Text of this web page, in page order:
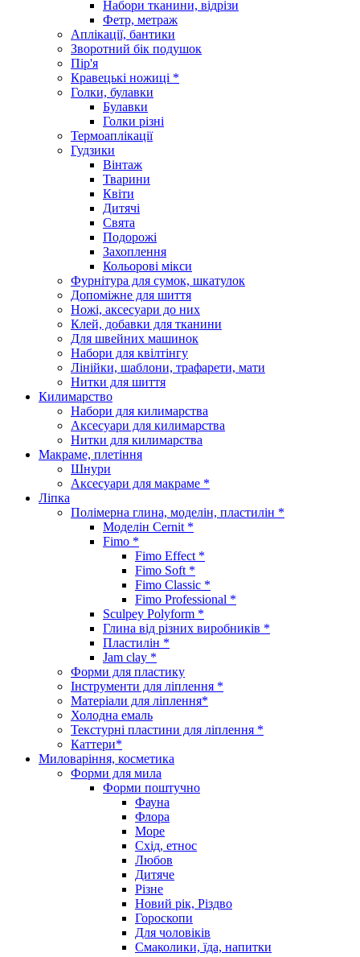
Набори тканини, відрізи
Фетр, метраж
Аплікації, бантики
Зворотний бік подушок
Пір'я
Кравецькі ножиці *
Голки, булавки
Булавки
Голки різні
Термоаплікації
Гудзики
Вінтаж
Тварини
Квіти
Дитячі
Свята
Подорожі
Захоплення
Кольорові мікси
Фурнітура для сумок, шкатулок
Допоміжне для шиття
Ножі, аксесуари до них
Клей, добавки для тканини
Для швейних машинок
Набори для квілтінгу
Лінійки, шаблони, трафарети, мати
Нитки для шиття
Килимарство
Набори для килимарства
Аксесуари для килимарства
Нитки для килимарства
Макраме, плетіння
Шнури
Аксесуари для макраме *
Ліпка
Полімерна глина, моделін, пластилін *
Моделін Cernit *
Fimo *
Fimo Effect *
Fimo Soft *
Fimo Classic *
Fimo Professional *
Sculpey Polyform *
Глина від різних виробників *
Пластилін *
Jam clay *
Форми для пластику
Інструменти для ліплення *
Матеріали для ліплення*
Холодна емаль
Текстурні пластини для ліплення *
Каттери*
Миловаріння, косметика
Форми для мила
Форми поштучно
Фауна
Флора
Море
Схід, етнос
Любов
Дитяче
Різне
Новий рік, Різдво
Гороскопи
Для чоловіків
Смаколики, їда, напитки